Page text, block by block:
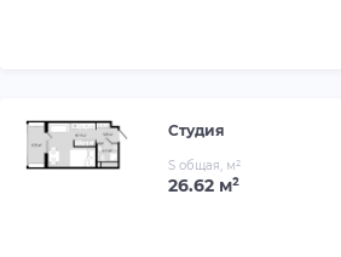
Студия
S общая, м²
26.62 м²